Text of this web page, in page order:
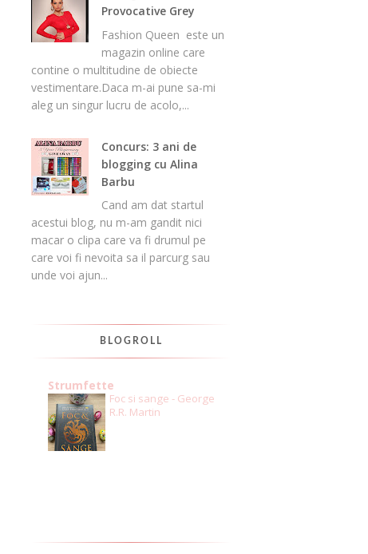
Provocative Grey
Fashion Queen este un
magazin online care
contine o multitudine de obiecte
vestimentare.Daca m-ai pune sa-mi
aleg un singur lucru de acolo,...
Concurs: 3 ani de
blogging cu Alina
Barbu
Cand am dat startul
acestui blog, nu m-am gandit nici
macar o clipa care va fi drumul pe
care voi fi nevoita sa il parcurg sau
unde voi ajun...
BLOGROLL
Strumfette
Foc si sange - George
R.R. Martin